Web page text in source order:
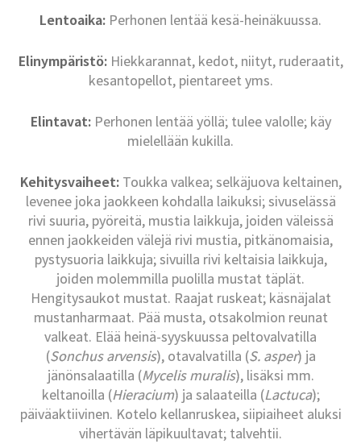
Lentoaika: Perhonen lentää kesä-heinäkuussa.
Elinympäristö:Hiekkarannat, kedot, niityt, ruderaatit,
kesantopellot, pientareet yms.
Elintavat:Perhonen lentää yöllä; tulee valolle; käy
mielellään kukilla.
Kehitysvaiheet:Toukka valkea; selkäjuova keltainen,
levenee joka jaokkeen kohdalla laikuksi; sivuselässä
rivi suuria, pyöreitä, mustia laikkuja, joiden väleissä
ennen jaokkeiden välejä rivi mustia, pitkänomaisia,
pystysuoria laikkuja; sivuilla rivi keltaisia laikkuja,
joiden molemmilla puolilla mustat täplät.
Hengitysaukot mustat. Raajat ruskeat; käsnäjalat
mustanharmaat. Pää musta, otsakolmion reunat
valkeat. Elää heinä-syyskuussa peltovalvatilla
(Sonchus arvensis), otavalvatilla (S. asper) ja
jänönsalaatilla (Mycelis muralis), lisäksi mm.
keltanoilla (Hieracium) ja salaateilla (Lactuca);
päiväaktiivinen. Kotelo kellanruskea, siipiaiheet aluksi
vihertävän läpikuultavat; talvehtii.